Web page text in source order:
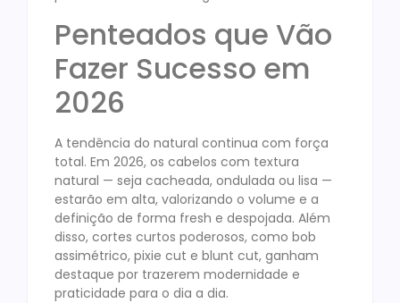
Penteados que Vão
Fazer Sucesso em
2026
A tendência do natural continua com força
total. Em 2026, os cabelos com textura
natural — seja cacheada, ondulada ou lisa —
estarão em alta, valorizando o volume e a
definição de forma fresh e despojada. Além
disso, cortes curtos poderosos, como bob
assimétrico, pixie cut e blunt cut, ganham
destaque por trazerem modernidade e
praticidade para o dia a dia.